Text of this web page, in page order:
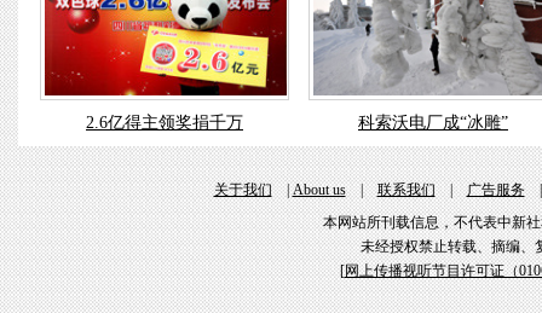
2.6亿得主领奖捐千万 科索沃电厂成“冰雕”
关于我们|About us|联系我们|广告服务
本网站所刊载信息，不代表中新
未经授权禁止转载、摘编、
[网上传播视听节目许可证（